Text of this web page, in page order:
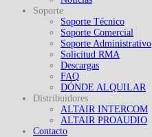
Soporte
Soporte Técnico
Soporte Comercial
Soporte Administrativo
Solicitud RMA
Descargas
FAQ
DÓNDE ALQUILAR
Distribuidores
ALTAIR INTERCOM
ALTAIR PROAUDIO
Contacto